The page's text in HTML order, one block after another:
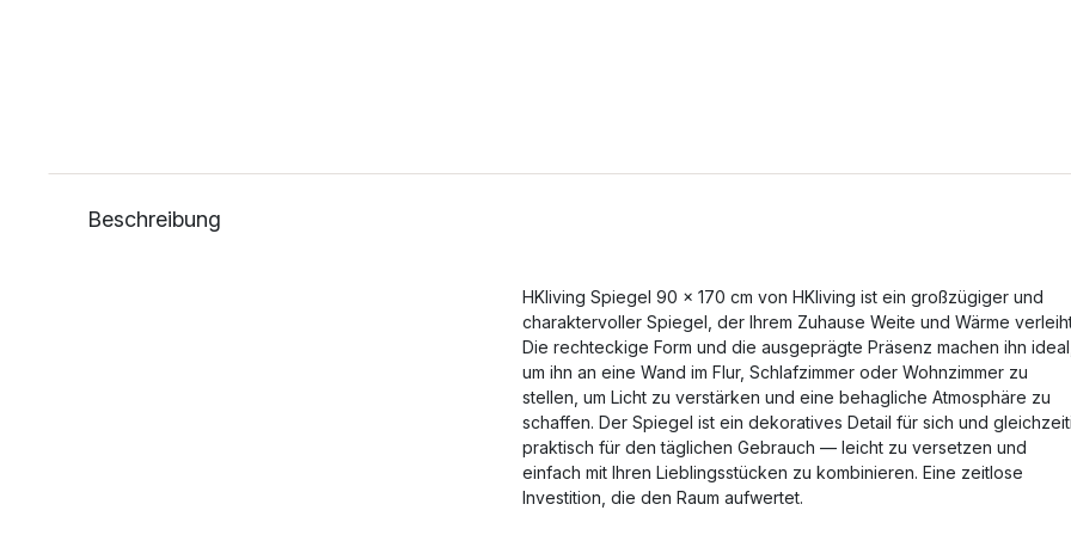
Beschreibung
HKliving Spiegel 90 x 170 cm von HKliving ist ein großzügiger und
charaktervoller Spiegel, der Ihrem Zuhause Weite und Wärme
Die rechteckige Form und die ausgeprägte Präsenz machen ihn ideal,
um ihn an eine Wand im Flur, Schlafzimmer oder Wohnzimmer zu
stellen, um Licht zu verstärken und eine behagliche Atmosphäre zu
schaffen. Der Spiegel ist ein dekoratives Detail für sich und
praktisch für den täglichen Gebrauch — leicht zu versetzen und
einfach mit Ihren Lieblingsstücken zu kombinieren. Eine zeitlose
Investition, die den Raum aufwertet.